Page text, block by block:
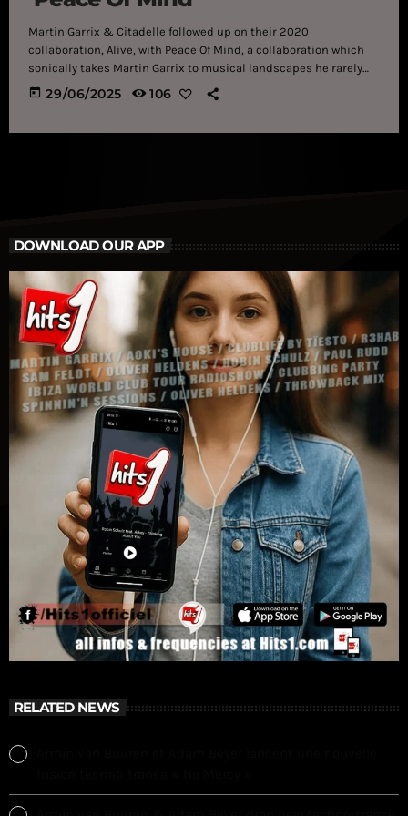
Martin Garrix & Citadelle followed up on their 2020
collaboration, Alive, with Peace Of Mind, a collaboration which
sonically takes Martin Garrix to musical landscapes he rarely
visits. Martin Garrix did not hold back when he said earlier this
year that he would be tapping more into different sounds than
today 29/06/2025 106
DOWNLOAD OUR APP
RELATED NEWS